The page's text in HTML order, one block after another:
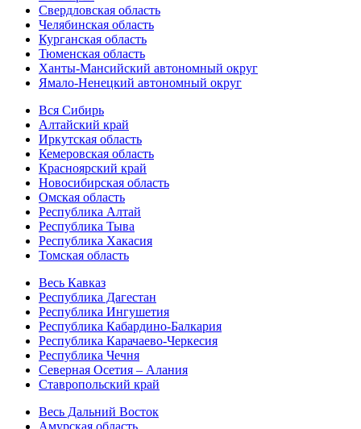
Свердловская область
Челябинская область
Курганская область
Тюменская область
Ханты-Мансийский автономный округ
Ямало-Ненецкий автономный округ
Вся Сибирь
Алтайский край
Иркутская область
Кемеровская область
Красноярский край
Новосибирская область
Омская область
Республика Алтай
Республика Тыва
Республика Хакасия
Томская область
Весь Кавказ
Республика Дагестан
Республика Ингушетия
Республика Кабардино-Балкария
Республика Карачаево-Черкесия
Республика Чечня
Северная Осетия – Алания
Ставропольский край
Весь Дальний Восток
Амурская область